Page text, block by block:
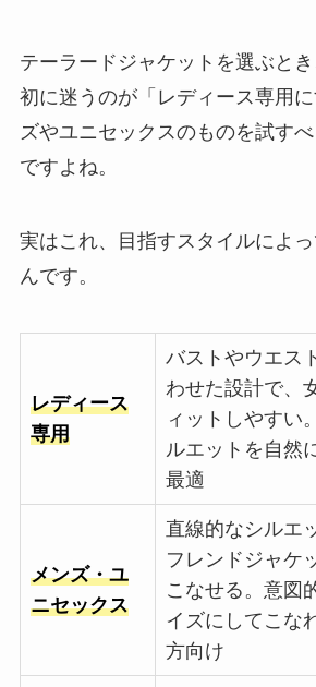
テーラードジャケットを選ぶと
初に迷うのが「レディース専用
ズやユニセックスのものを試す
ですよね。
実はこれ、目指すスタイルによ
んです。
レディース
専用
バストやウエス
わせた設計で、
ィットしやすい
ルエットを自然
最適
メンズ・ユ
ニセックス
直線的なシルエ
フレンドジャケ
こなせる。意図
イズにしてこな
方向け